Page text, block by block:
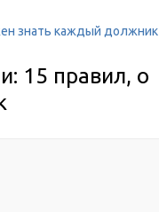
знать каждый должник
15 правил, о